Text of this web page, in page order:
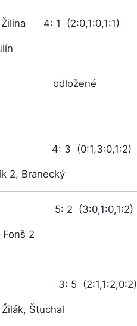
Žilina 4: 1 (2:0,1:0,1:1)
3 (0:1,3:0,1:2)
2, Branecký
2 (3:0,1:0,1:2)
2
(2:1,1:2,0:2)
Štuchal